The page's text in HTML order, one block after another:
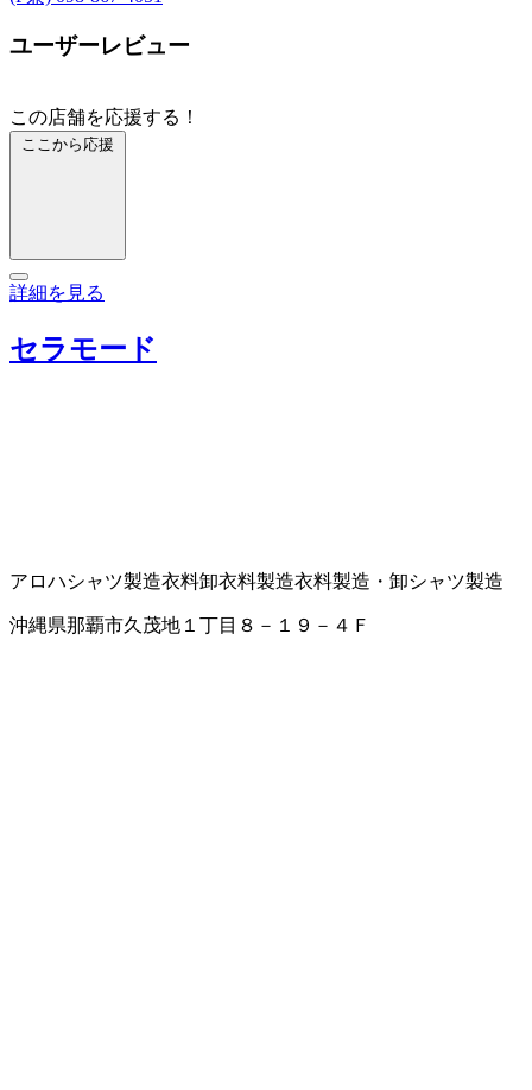
ユーザーレビュー
この店舗を応援する！
ここから応援
詳細を見る
セラモード
アロハシャツ製造衣料卸衣料製造衣料製造・卸シャツ製造
沖縄県那覇市久茂地１丁目８－１９－４Ｆ